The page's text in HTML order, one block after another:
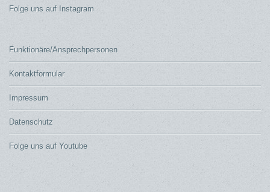
Folge uns auf Instagram
Funktionäre/Ansprechpersonen
Kontaktformular
Impressum
Datenschutz
Folge uns auf Youtube